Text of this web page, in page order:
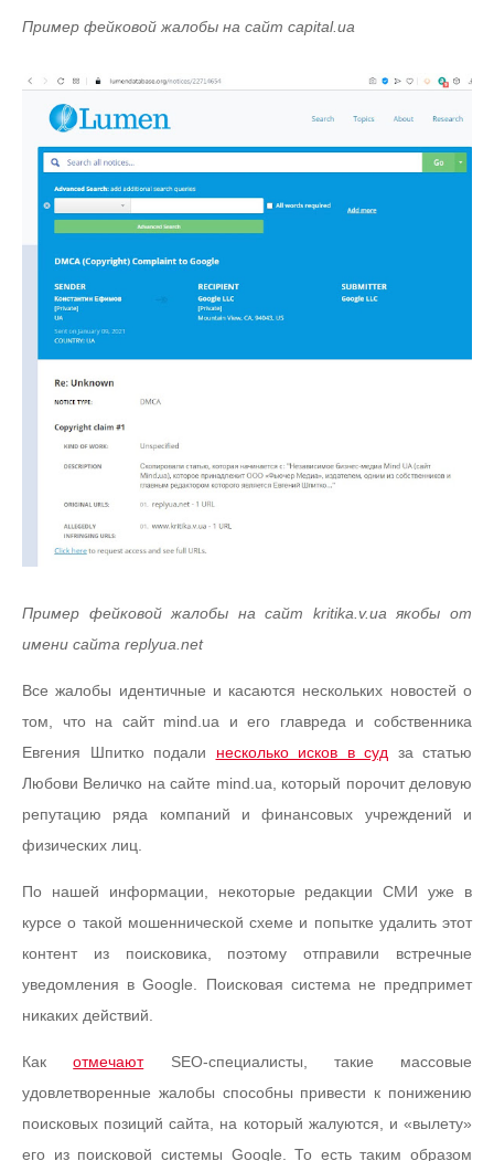
Пример фейковой жалобы на сайт capital.ua
Пример фейковой жалобы на сайт kritika.v.ua якобы от
имени сайта replyua.net
Все жалобы идентичные и касаются нескольких новостей о
том, что на сайт mind.ua и его главреда и собственника
Евгения Шпитко подали несколько исков в суд за статью
Любови Величко на сайте mind.ua, который порочит деловую
репутацию ряда компаний и финансовых учреждений и
физических лиц.
По нашей информации, некоторые редакции СМИ уже в
курсе о такой мошеннической схеме и попытке удалить этот
контент из поисковика, поэтому отправили встречные
уведомления в Google. Поисковая система не предпримет
никаких действий.
КакотмечаютSEO-специалисты, такие массовые
удовлетворенные жалобы способны привести к понижению
поисковых позиций сайта, на который жалуются, и «вылету»
его из поисковой системы Google. То есть таким образом